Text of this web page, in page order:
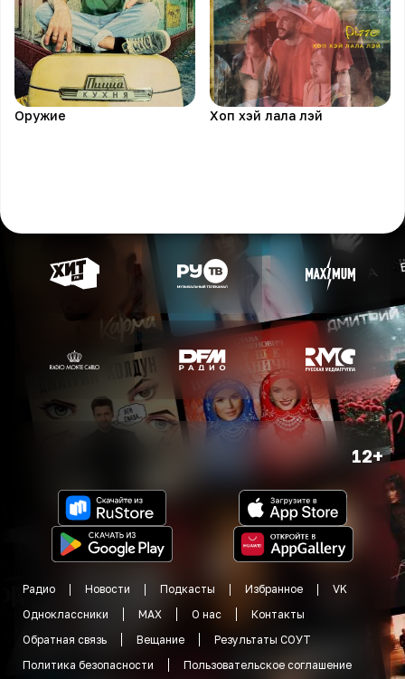
Оружие Хоп хэй лала лэй
12+
Радио Новости Подкасты Избранное
VK
Одноклассники
MAX О нас
Контакты
Обратная связь
Вещание
Результаты СОУТ
Политика безопасности
Пользовательское соглашение